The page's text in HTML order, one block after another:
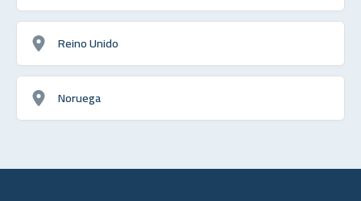
Reino Unido
Noruega